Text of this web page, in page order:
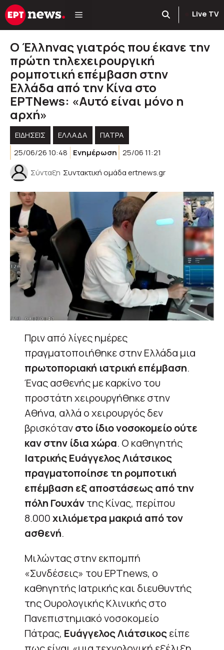
Μετάβαση
σε
Live TV
Ο Έλληνας γιατρός που έκανε την
πρώτη τηλεχειρουργική
ρομποτική επέμβαση στην
Ελλάδα από την Κίνα στο
ΕΡΤΝews: «Αυτό είναι μόνο η
αρχή»
ΕΙΔΗΣΕΙΣ ΕΛΛΑΔΑ
ΠΑΤΡΑ
25/06/26 10:48
Ενημέρωση 25/06 11:21
Σύνταξη Συντακτική ομάδα ertnews.gr
Πριν από λίγες ημέρες
πραγματοποιήθηκε στην Ελλάδα μια
πρωτοποριακή ιατρική επέμβαση.
Ένας ασθενής με καρκίνο του
προστάτη χειρουργήθηκε στην
Αθήνα, αλλά ο χειρουργός δεν
βρισκότανστο ίδιο νοσοκομείο ούτε
καν στην ίδια χώρα. Ο καθηγητής
Ιατρικής Ευάγγελος Λιάτσικος
πραγματοποίησε τη ρομποτική
επέμβαση εξ αποστάσεως από την
πόλη Γουχάντης Κίνας, περίπου
8.000χιλιόμετρα μακριά από τον
ασθενή.
Μιλώντας στην εκπομπή
«Συνδέσεις» του ΕΡΤnews, ο
καθηγητής Ιατρικής και διευθυντής
της Ουρολογικής Κλινικής στο
Πανεπιστημιακό νοσοκομείο
Πάτρας, Ευάγγελος Λιάτσικοςείπε